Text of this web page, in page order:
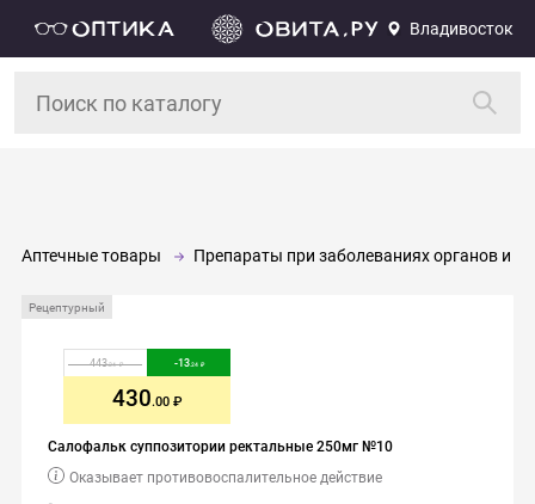
Владивосток
Аптечные товары Препараты при заболеваниях органов и
Рецептурный
Салофальк суппозитории ректальные 250мг №10
Оказывает противовоспалительное действие
443.24 -13.24
430.00